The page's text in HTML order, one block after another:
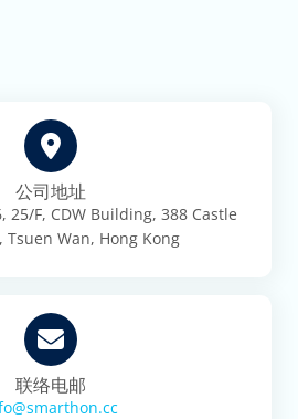
公司地址
25/F, CDW Building, 388 Castle
Tsuen Wan, Hong Kong
联络电邮